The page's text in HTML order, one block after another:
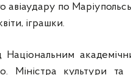
авіаудару по
іграшки.
Національним
культури та